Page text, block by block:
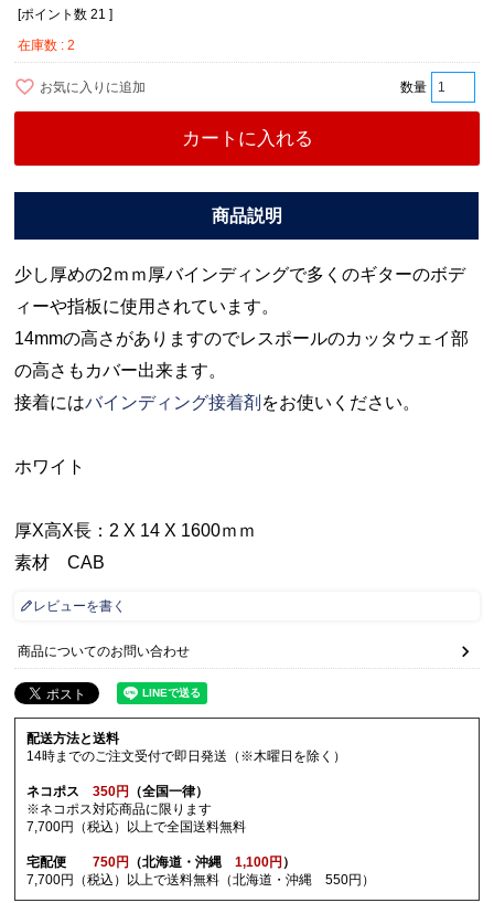
[ポイント数 21 ]
在庫数
2
お気に入りに追加
カートに入れる
少し厚めの2ｍｍ厚バインディングで多くのギターのボデ
ィーや指板に使用されています。
14mmの高さがありますのでレスポールのカッタウェイ部
の高さもカバー出来ます。
接着にはバインディング接着剤をお使いください。
ホワイト
厚X高X長：2 X 14 X 1600ｍｍ
素材 CAB
レビューを書く
商品についてのお問い合わせ
配送方法と送料
14時までのご注文受付で即日発送（※木曜日を除く）
ネコポス350円
（全国一律）
※ネコポス対応商品に限ります
7,700円（税込）以上で全国送料無料
宅配便750円 （北海道・沖縄1,100円 ）
7,700円（税込）以上で送料無料（北海道・沖縄 550円）